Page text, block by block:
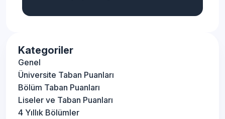
Kategoriler
Genel
Üniversite Taban Puanları
Bölüm Taban Puanları
Liseler ve Taban Puanları
4 Yıllık Bölümler